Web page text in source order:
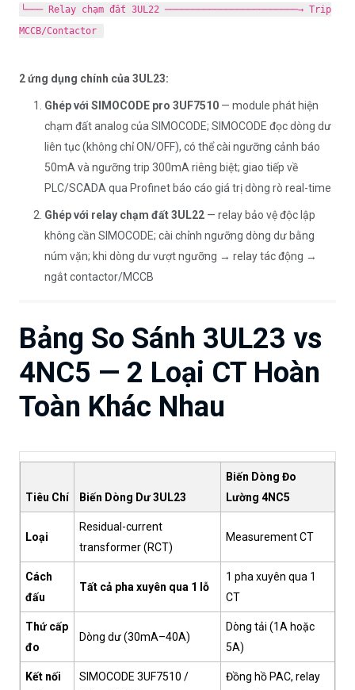
└─── Relay chạm đất 3UL22 ────────────────────────→ Trip
MCCB/Contactor
2 ứng dụng chính của 3UL23:
Ghép với SIMOCODE pro 3UF7510 — module phát hiện
chạm đất analog của SIMOCODE; SIMOCODE đọc dòng dư
liên tục (không chỉ ON/OFF), có thể cài ngưỡng cảnh báo
50mA và ngưỡng trip 300mA riêng biệt; giao tiếp về
PLC/SCADA qua Profinet báo cáo giá trị dòng rò real-time
Ghép với relay chạm đất 3UL22 — relay bảo vệ độc lập
không cần SIMOCODE; cài chỉnh ngưỡng dòng dư bằng
núm vặn; khi dòng dư vượt ngưỡng → relay tác động →
ngắt contactor/MCCB
Bảng So Sánh 3UL23 vs
4NC5 — 2 Loại CT Hoàn
Toàn Khác Nhau
Tiêu Chí Biến Dòng Dư 3UL23
Biến Dòng Đo
Lường 4NC5
Loại
Residual-current
transformer (RCT)
Measurement CT
Cách
đấu
Tất cả pha xuyên qua 1 lỗ
1 pha xuyên qua 1
CT
Thứ cấp
đo
Dòng dư (30mA–40A)
Dòng tải (1A hoặc
5A)
Kết nối
SIMOCODE 3UF7510 /
Đồng hồ PAC, relay